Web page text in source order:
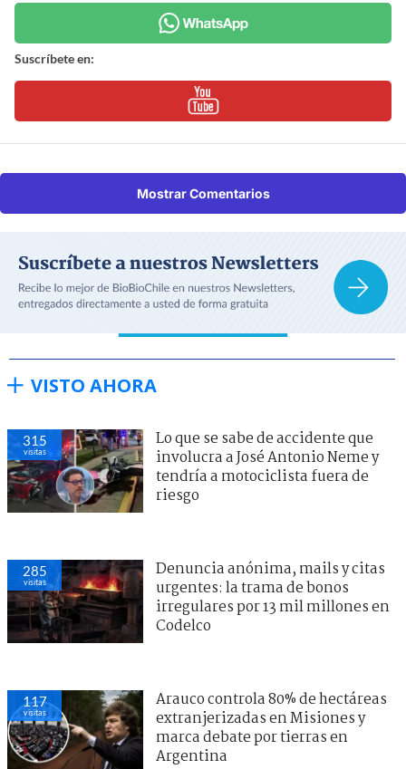
Suscríbete en:
Mostrar Comentarios
VISTO AHORA
315
visitas
Lo que se sabe de accidente que
involucra a José Antonio Neme y
tendría a motociclista fuera de
riesgo
285
visitas
Denuncia anónima, mails y citas
urgentes: la trama de bonos
irregulares por 13 mil millones en
Codelco
117
visitas
Arauco controla 80% de hectáreas
extranjerizadas en Misiones y
marca debate por tierras en
Argentina